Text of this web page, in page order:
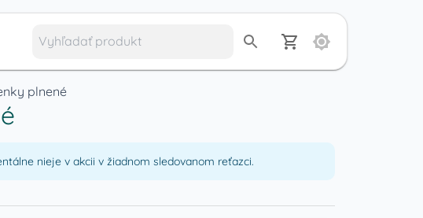
plnené
nieje v akcii v žiadnom sledovanom reťazci.